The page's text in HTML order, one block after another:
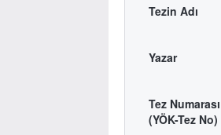
Tezin Adı
Yazar
Tez Numarası
(YÖK-Tez No)